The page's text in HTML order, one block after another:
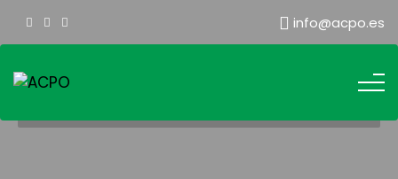
info@acpo.es